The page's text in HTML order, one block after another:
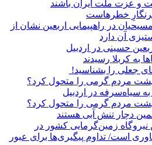
و عزت ملت ایران باشند
خطرهاست
در راهپیمایی اربعین نشان از
آن دارد
حسینی در اردبیل
به کربلا رسیدند
جعلی را بشناسید!
مردم گرمی را متحول کرد؟
مردم گرمی را متحول کرد؟
نیروگاه زمین‌گرمایی کشور در
است/ تداوم پیگیری‌ها برای عبور